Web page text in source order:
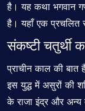
है। यह कथा भगवान
है। यहाँ एक प्रचलित
संकष्टी चतुर्थी
प्राचीन काल की
इस युद्ध में असुरों की
के राजा इंद्र और अन्य